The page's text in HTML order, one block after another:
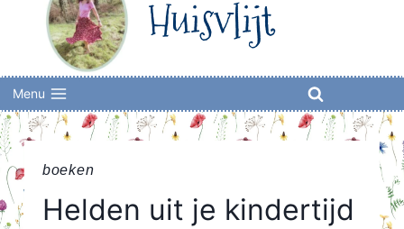
Huisvlijt
Menu
boeken
Helden uit je kindertijd